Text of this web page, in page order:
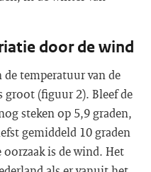
door de wind
de temperatuur van de
groot (figuur 2). Bleef de
steken op 5,9 graden,
gemiddeld 10 graden
is de wind. Het